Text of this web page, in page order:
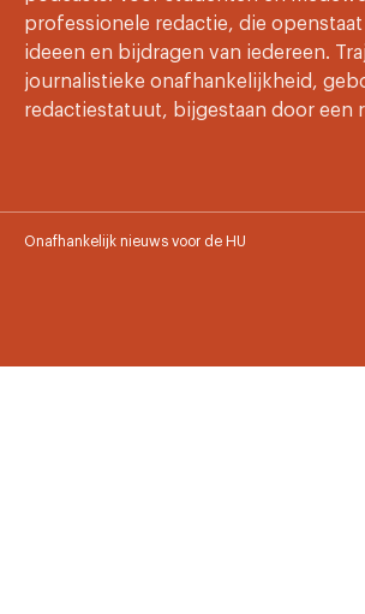
professionele redactie, die
ideeen en bijdragen van iedereen.
journalistieke onafhankelijkheid,
redactiestatuut, bijgestaan door een
Onafhankelijk nieuws voor de HU